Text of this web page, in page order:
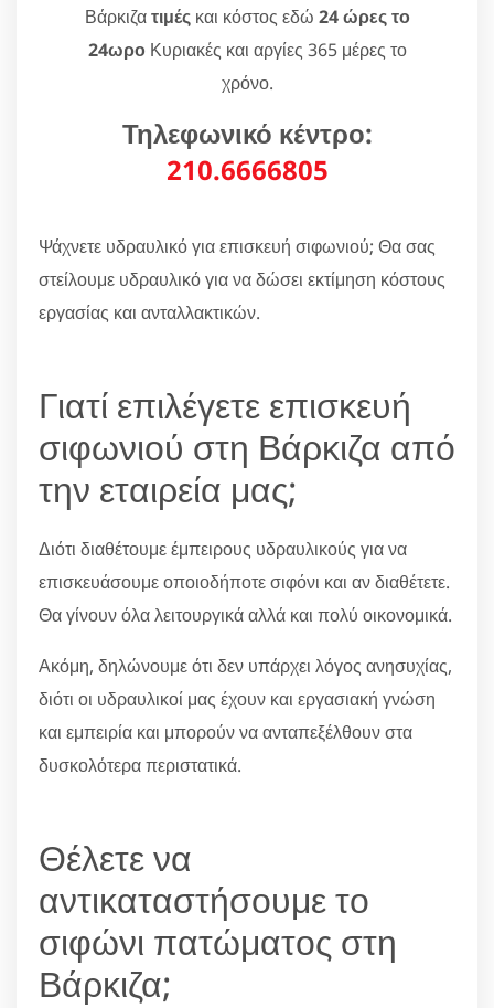
Βάρκιζατιμέςκαι κόστος εδώ 24 ώρες το
24ωροΚυριακές και αργίες 365 μέρες το
χρόνο.
Τηλεφωνικό κέντρο:
210.6666805
Ψάχνετε υδραυλικό για επισκευή σιφωνιού; Θα σας
στείλουμε υδραυλικό για να δώσει εκτίμηση κόστους
εργασίας και ανταλλακτικών.
Γιατί επιλέγετε επισκευή
σιφωνιού στη Βάρκιζα από
την εταιρεία μας;
Διότι διαθέτουμε έμπειρους υδραυλικούς για να
επισκευάσουμε οποιοδήποτε σιφόνι και αν διαθέτετε.
Θα γίνουν όλα λειτουργικά αλλά και πολύ οικονομικά.
Ακόμη, δηλώνουμε ότι δεν υπάρχει λόγος ανησυχίας,
διότι οι υδραυλικοί μας έχουν και εργασιακή γνώση
και εμπειρία και μπορούν να ανταπεξέλθουν στα
δυσκολότερα περιστατικά.
Θέλετε να
αντικαταστήσουμε το
σιφώνι πατώματος στη
Βάρκιζα;